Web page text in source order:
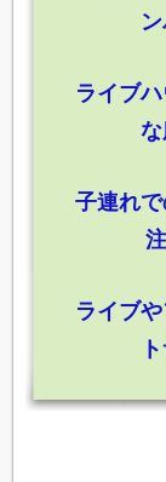
ライブ
子連れ
ライブ